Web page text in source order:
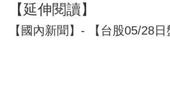
【延伸閱讀】
【國內新聞】- 【台股05/28日